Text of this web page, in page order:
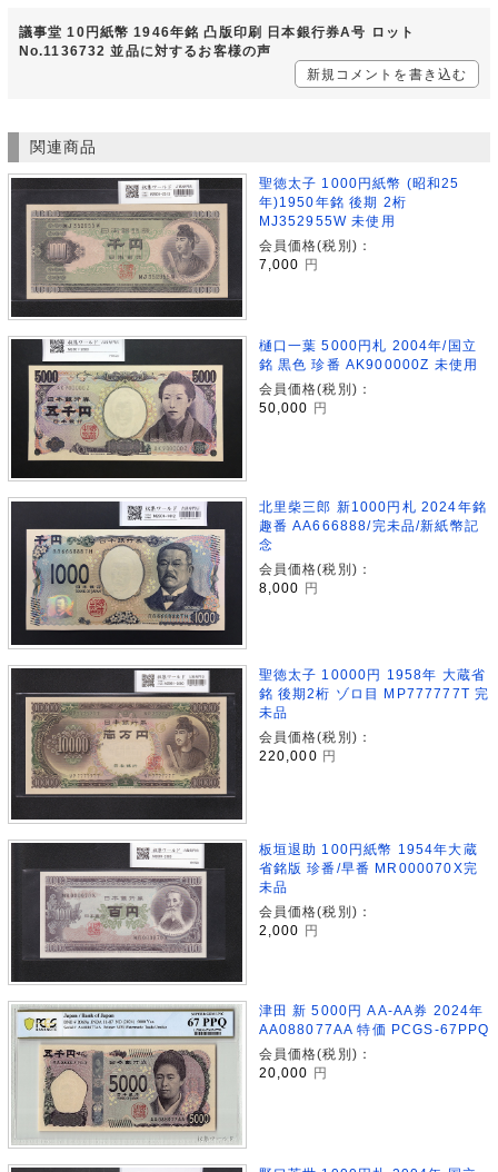
議事堂 10円紙幣 1946年銘 凸版印刷 日本銀行券A号 ロット
No.1136732 並品に対するお客様の声
新規コメントを書き込む
関連商品
聖徳太子 1000円紙幣 (昭和25
年)1950年銘 後期 2桁
MJ352955W 未使用
会員価格(税別)：
7,000
円
樋口一葉 5000円札 2004年/国立
銘 黒色 珍番 AK900000Z 未使用
会員価格(税別)：
50,000 円
北里柴三郎 新1000円札 2024年銘
趣番 AA666888/完未品/新紙幣記
念
会員価格(税別)：
8,000
円
聖徳太子 10000円 1958年 大蔵省
銘 後期2桁 ゾロ目 MP777777T 完
未品
会員価格(税別)：
220,000 円
板垣退助 100円紙幣 1954年大蔵
省銘版 珍番/早番 MR000070X完
未品
会員価格(税別)：
2,000 円
津田 新 5000円 AA-AA券 2024年
AA088077AA 特価 PCGS-67PPQ
会員価格(税別)：
20,000 円